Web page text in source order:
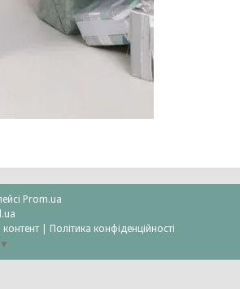
Prom.ua
| Політика конфіденційності
▼